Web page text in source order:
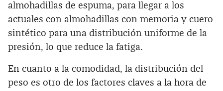
almohadillas de espuma, para llegar a los
actuales con almohadillas con memoria y cuero
sintético para una distribución uniforme de la
presión, lo que reduce la fatiga.
En cuanto a la comodidad, la distribución del
peso es otro de los factores claves a la hora de